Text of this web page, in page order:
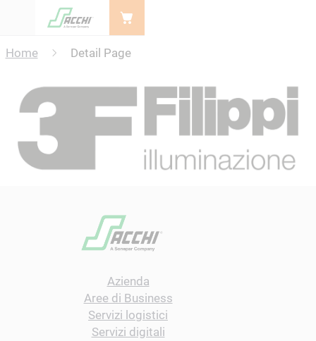
Home
Detail Page
Azienda
Aree di Business
Servizi logistici
Servizi digitali